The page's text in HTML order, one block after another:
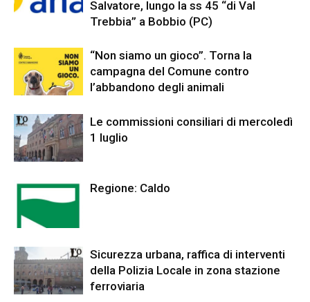
Salvatore, lungo la ss 45 “di Val
Trebbia” a Bobbio (PC)
“Non siamo un gioco”. Torna la
campagna del Comune contro
l’abbandono degli animali
Le commissioni consiliari di mercoledì
1 luglio
Regione: Caldo
Sicurezza urbana, raffica di interventi
della Polizia Locale in zona stazione
ferroviaria